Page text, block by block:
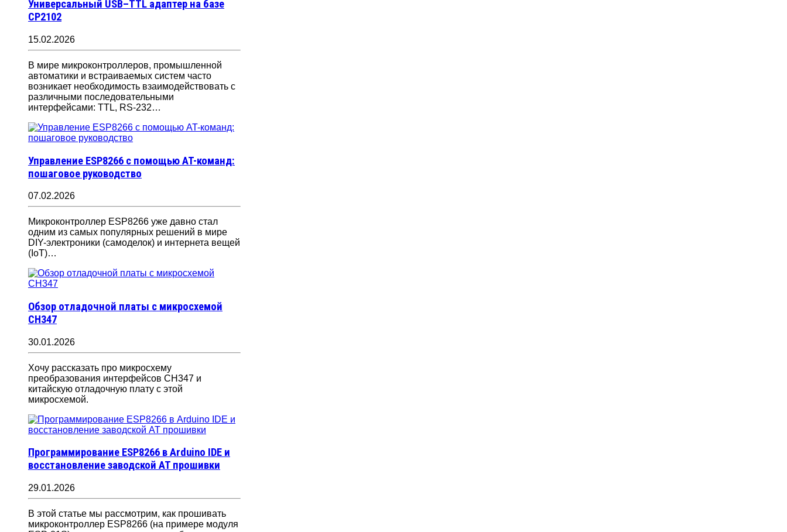
Универсальный USB–TTL адаптер на базе
CP2102
15.02.2026
В мире микроконтроллеров, промышленной
автоматики и встраиваемых систем часто
возникает необходимость взаимодействовать с
различными последовательными
интерфейсами: TTL, RS-232…
Управление ESP8266 с помощью AT-команд:
пошаговое руководство
07.02.2026
Микроконтроллер ESP8266 уже давно стал
одним из самых популярных решений в мире
DIY-электроники (самоделок) и интернета вещей
(IoT)…
Обзор отладочной платы с микросхемой
CH347
30.01.2026
Хочу рассказать про микросхему
преобразования интерфейсов CH347 и
китайскую отладочную плату с этой
микросхемой.
Программирование ESP8266 в Arduino IDE и
восстановление заводской AT прошивки
29.01.2026
В этой статье мы рассмотрим, как прошивать
микроконтроллер ESP8266 (на примере модуля